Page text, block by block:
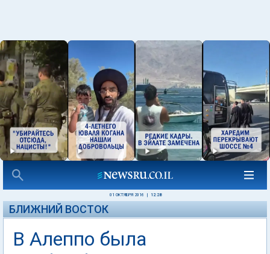
01 ОКТЯБРЯ 2016 12:28
БЛИЖНИЙ ВОСТОК
В Алеппо была